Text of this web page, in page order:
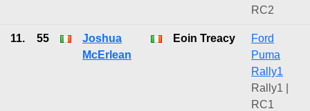
RC2
11. 55
Joshua
McErlean
Eoin Treacy
Ford
Puma
Rally1
Rally1 |
RC1